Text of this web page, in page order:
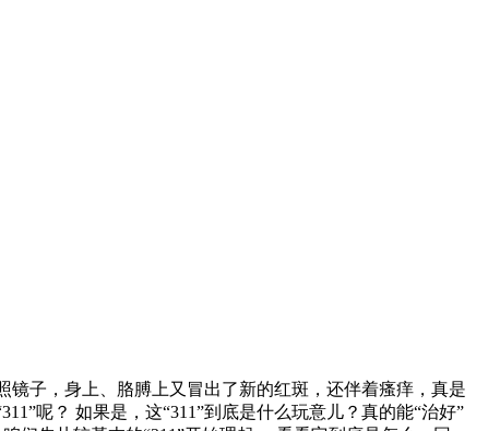
镜子，身上、胳膊上又冒出了新的红斑，还伴着瘙痒，真是
呢？ 如果是，这“311”到底是什么玩意儿？真的能“治好”